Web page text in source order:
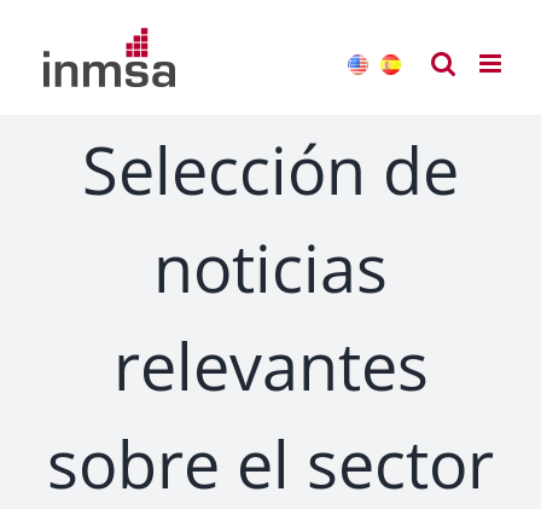
contenido
Selección de
noticias
relevantes
sobre el sector